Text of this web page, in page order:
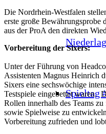
Spieltag
Die Nordrhein-Westfalen
erste große Bewährungsprobe
aus der ProA den direkten
Vorbereitung der Sixers:
Unter der Führung von
Assistenten Magnus Heinrich
Sixers eine sechswöchige
Testspiele eingebettet waren.
Rollen innerhalb des Teams
sowie Spielweise zu
Vorbereitung zufrieden und